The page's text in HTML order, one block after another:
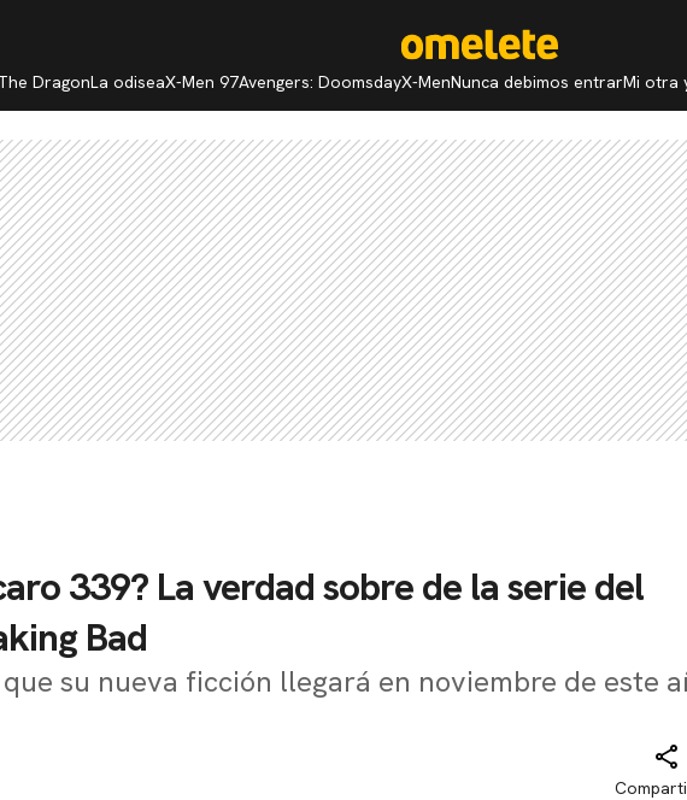
DragonLa odiseaX-Men 97Avengers: DoomsdayX-MenNunca debimos entrarMi otra
339? La verdad sobre de la serie del
Bad
su nueva ficción llegará en noviembre de este